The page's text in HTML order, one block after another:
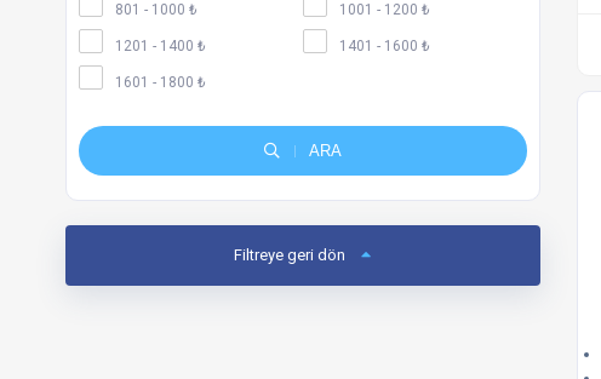
801 - 1000 ₺ 1001 - 1200 ₺
1201 - 1400 ₺ 1401 - 1600 ₺
1601 - 1800 ₺
ARA
Filtreye geri dön